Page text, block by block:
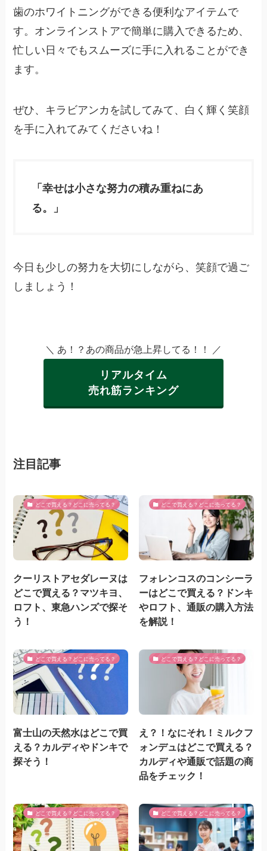
歯のホワイトニングができる便利なアイテムで
す。オンラインストアで簡単に購入できるため、
忙しい日々でもスムーズに手に入れることができ
ます。
ぜひ、キラビアンカを試してみて、白く輝く笑顔
を手に入れてみてくださいね！
「幸せは小さな努力の積み重ねにあ
る。」
今日も少しの努力を大切にしながら、笑顔で過ご
しましょう！
＼ あ！？あの商品が急上昇してる！！ ／
リアルタイム
売れ筋ランキング
注目記事
どこで買える？どこに売ってる？
クーリストアセダレーヌは
どこで買える？マツキヨ、
ロフト、東急ハンズで探そ
う！
どこで買える？どこに売ってる？
フォレンコスのコンシーラ
ーはどこで買える？ドンキ
やロフト、通販の購入方法
を解説！
どこで買える？どこに売ってる？
富士山の天然水はどこで買
える？カルディやドンキで
探そう！
どこで買える？どこに売ってる？
え？！なにそれ！ミルクフ
ォンデュはどこで買える？
カルディや通販で話題の商
品をチェック！
どこで買える？どこに売ってる？ どこで買える？どこに売ってる？